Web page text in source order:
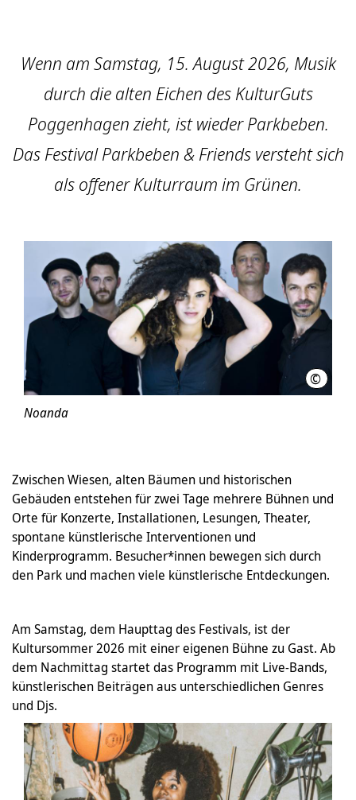
Wenn am Samstag, 15. August 2026, Musik
durch die alten Eichen des KulturGuts
Poggenhagen zieht, ist wieder Parkbeben.
Das Festival Parkbeben & Friends versteht sich
als offener Kulturraum im Grünen.
©
Noanda
Zwischen Wiesen, alten Bäumen und historischen
Gebäuden entstehen für zwei Tage mehrere Bühnen und
Orte für Konzerte, Installationen, Lesungen, Theater,
spontane künstlerische Interventionen und
Kinderprogramm. Besucher*innen bewegen sich durch
den Park und machen viele künstlerische Entdeckungen.
Am Samstag, dem Haupttag des Festivals, ist der
Kultursommer 2026 mit einer eigenen Bühne zu Gast. Ab
dem Nachmittag startet das Programm mit Live-Bands,
künstlerischen Beiträgen aus unterschiedlichen Genres
und Djs.